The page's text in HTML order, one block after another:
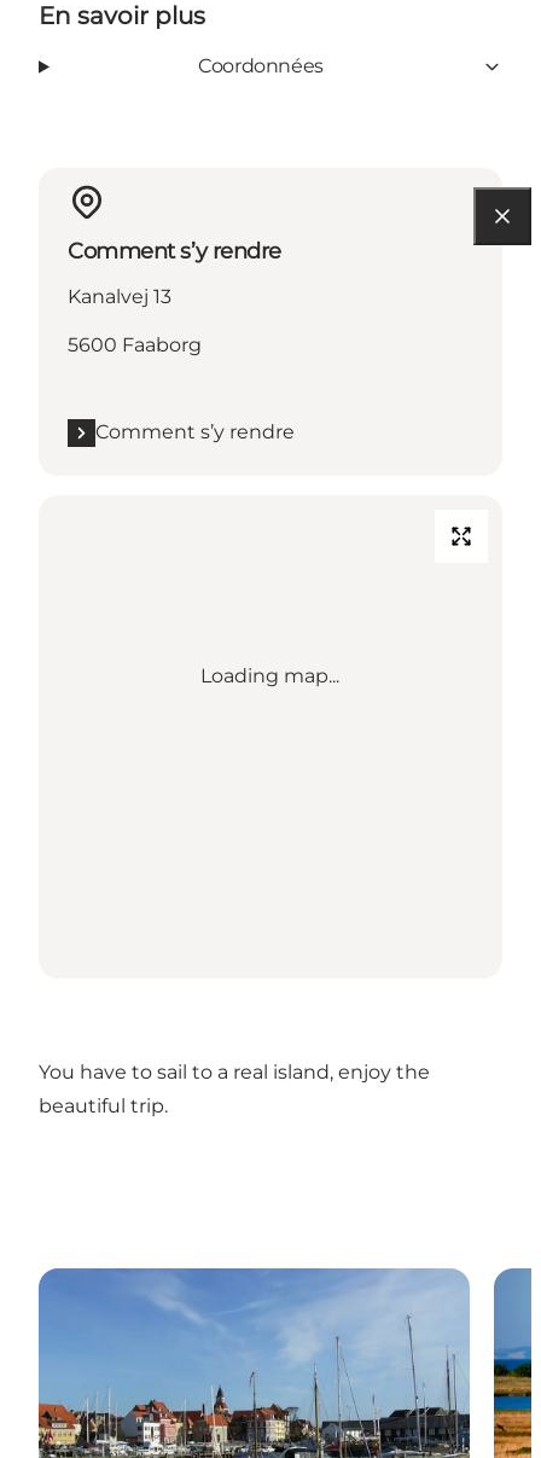
En savoir plus
Coordonnées
Comment s’y rendre
Kanalvej 13
5600 Faaborg
Comment s’y rendre
Loading map...
You have to sail to a real island, enjoy the
beautiful trip.